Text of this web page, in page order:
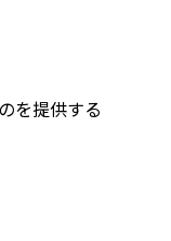
を提供する